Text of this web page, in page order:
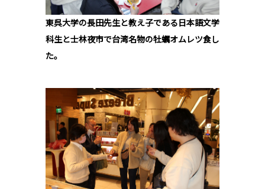
東呉大学の長田先生と教え子である日本語文学
科生と士林夜市で台湾名物の牡蠣オムレツ食し
た。